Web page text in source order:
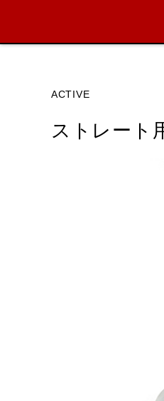
ACTIVE
ストレート